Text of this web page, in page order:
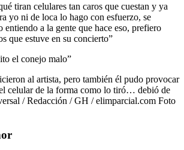
tiran celulares tan caros que cuestan y ya
yo ni de loca lo hago con esfuerzo, se
entiendo a la gente que hace eso, prefiero
que estuve en su concierto”
el conejo malo”
al artista, pero también él pudo provocar
celular de la forma como lo tiró… debió de
/ Redacción / GH / elimparcial.com Foto